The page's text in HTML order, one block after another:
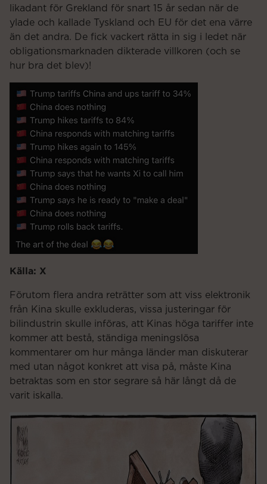
likadant för Grekland för snart 15 år sedan när de
ylade och kallade Tyskland och EU för det ena värre
än det andra. De fick vackert rätta in sig i ledet när
obligationsmarknaden dikterade villkoren (och se
hur bra det blev)!
Källa: X
Förutom flera andra reträtter som att viss elektronik
från Kina skulle exkluderas, vissa justeringar för
bilindustrin skulle införas, att Kinas höga tariffer inte
kommer att bestå, ständiga meningslösa
kommentarer om hur många länder man diskuterar
med utan något konkret att visa på, måste Kina
betraktas som en stor segrare så här långt då de
varit iskalla.